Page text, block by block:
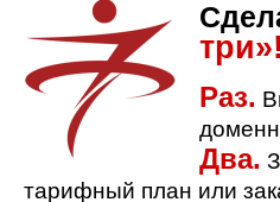
три»!
Раз.
Два.
тарифный план или